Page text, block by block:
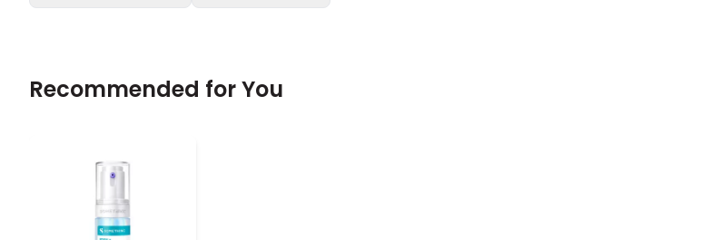
Recommended for You